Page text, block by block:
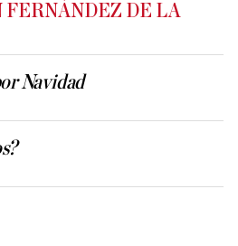
FERNÁNDEZ DE LA
Navidad